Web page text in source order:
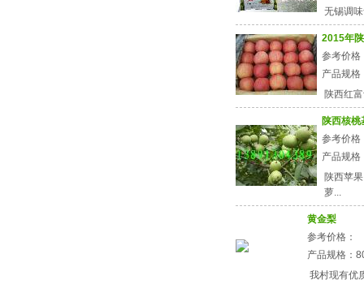
无锡调
2015年
参考价格
产品规格
陕西红
陕西核桃
参考价格
产品规格
陕西苹
萝...
黄金梨
参考价格：
产品规格：
我村现有优